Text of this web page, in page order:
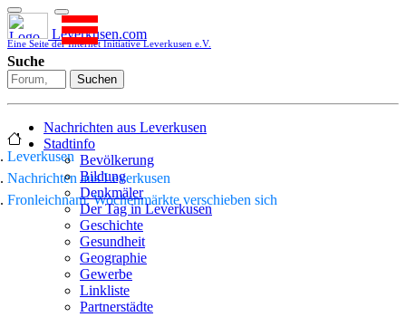
Leverkusen.com
Eine Seite der Internet Initiative Leverkusen e.V.
Suche
Suchen
Nachrichten aus Leverkusen
Stadtinfo
Bevölkerung
Bildung
Denkmäler
Der Tag in Leverkusen
Geschichte
Gesundheit
Geographie
Gewerbe
Linkliste
Partnerstädte
Leverkusen
Nachrichten aus Leverkusen
Fronleichnam: Wochenmärkte verschieben sich